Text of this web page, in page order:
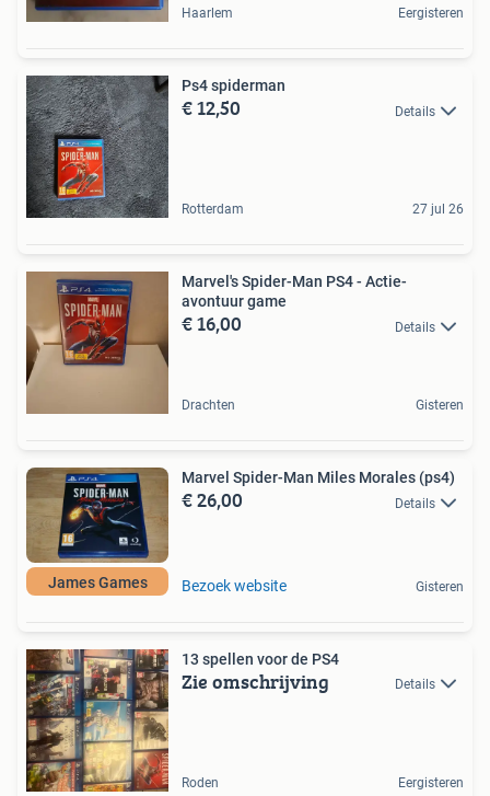
Haarlem Eergisteren
Ps4 spiderman
€ 12,50 Details
Rotterdam 27 jul 26
Marvel's Spider-Man PS4 - Actie-
avontuur game
€ 16,00 Details
Drachten Gisteren
James Games
Marvel Spider-Man Miles Morales (ps4)
€ 26,00 Details
Bezoek website Gisteren
13 spellen voor de PS4
Zie omschrijving Details
Roden Eergisteren